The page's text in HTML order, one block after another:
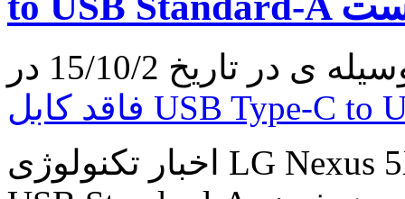
اخبار تکنولوژی LG Nexus 5X فاقد کابل USB Type-C to